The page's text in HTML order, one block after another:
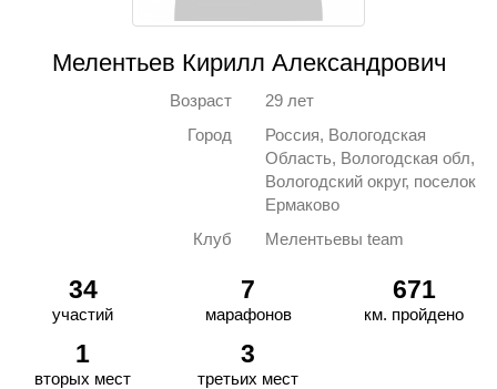
Мелентьев Кирилл Александрович
Возраст
29 лет
Город
Россия, Вологодская
Область, Вологодская обл,
Вологодский округ, поселок
Ермаково
Клуб
Мелентьевы team
34
участий
7
марафонов
671
км. пройдено
1
вторых мест
3
третьих мест